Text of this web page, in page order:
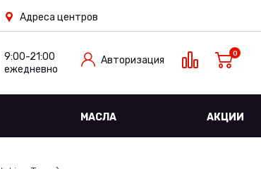
Адреса центров
9:00-21:00
ежедневно
Авторизация
0
МАСЛА АКЦИИ